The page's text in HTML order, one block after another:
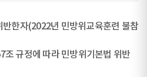
한자(2022년 민방위교육훈련 불참
조 규정에 따라 민방위기본법 위반